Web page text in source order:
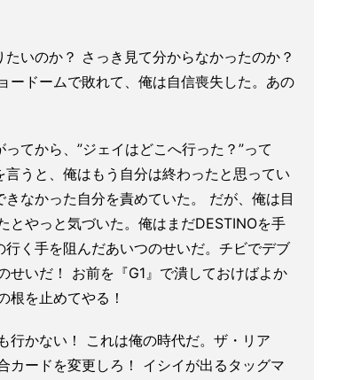
いのか？ さっき見て分からなかったのか？
ードームで敗れて、俺は自信喪失した。あの
てから、”ジェイはどこへ行った？”って
うと、俺はもう自分は終わったと思ってい
なかった自分を責めていた。 だが、俺は目
とやっと気づいた。俺はまだDESTINOを手
く手を阻んだあいつのせいだ。チビでデブ
せいだ！ お前を『G1』で潰しておけばよか
根を止めてやる！
行かない！ これは俺の時代だ。ザ・リア
カードを変更しろ！ イシイが出るタッグマ